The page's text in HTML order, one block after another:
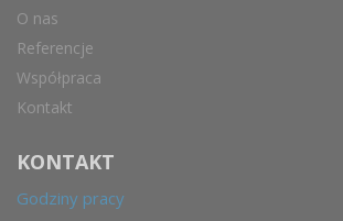
O nas
Referencje
Współpraca
Kontakt
KONTAKT
Godziny pracy